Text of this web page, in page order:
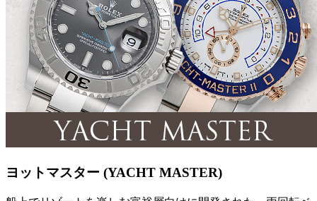
ヨットマスター (YACHT MASTER)